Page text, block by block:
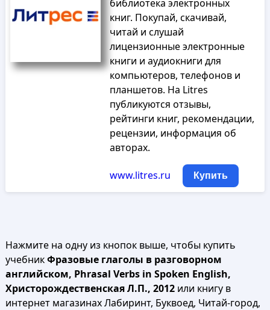
библиотека электронных
книг. Покупай, скачивай,
читай и слушай
лицензионные электронные
книги и аудиокниги для
компьютеров, телефонов и
планшетов. На Litres
публикуются отзывы,
рейтинги книг, рекомендации,
рецензии, информация об
авторах.
www.litres.ru Купить
Нажмите на одну из кнопок выше, чтобы купить
учебникФразовые глаголы в разговорном
английском, Phrasal Verbs in Spoken English,
Христорождественская Л.П., 2012или книгу в
интернет магазинах Лабиринт, Буквоед, Читай-город,